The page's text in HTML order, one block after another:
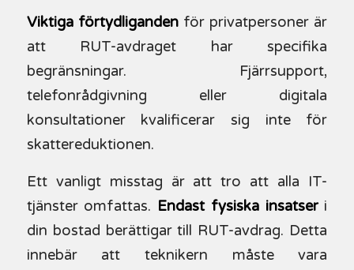
Viktiga förtydligandenför privatpersoner är
att RUT-avdraget har specifika
begränsningar. Fjärrsupport,
telefonrådgivning eller digitala
konsultationer kvalificerar sig inte för
skattereduktionen.
Ett vanligt misstag är att tro att alla IT-
tjänster omfattas. Endast fysiska insatseri
din bostad berättigar till RUT-avdrag. Detta
innebär att teknikern måste vara